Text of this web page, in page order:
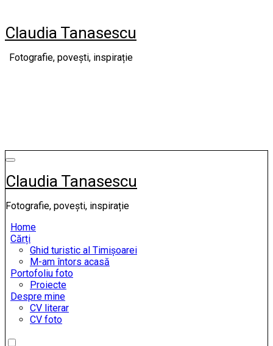
content
Claudia Tanasescu
Fotografie, povești, inspirație
Claudia Tanasescu
Fotografie, povești, inspirație
Home
Cărți
Ghid turistic al Timișoarei
M-am întors acasă
Portofoliu foto
Proiecte
Despre mine
CV literar
CV foto